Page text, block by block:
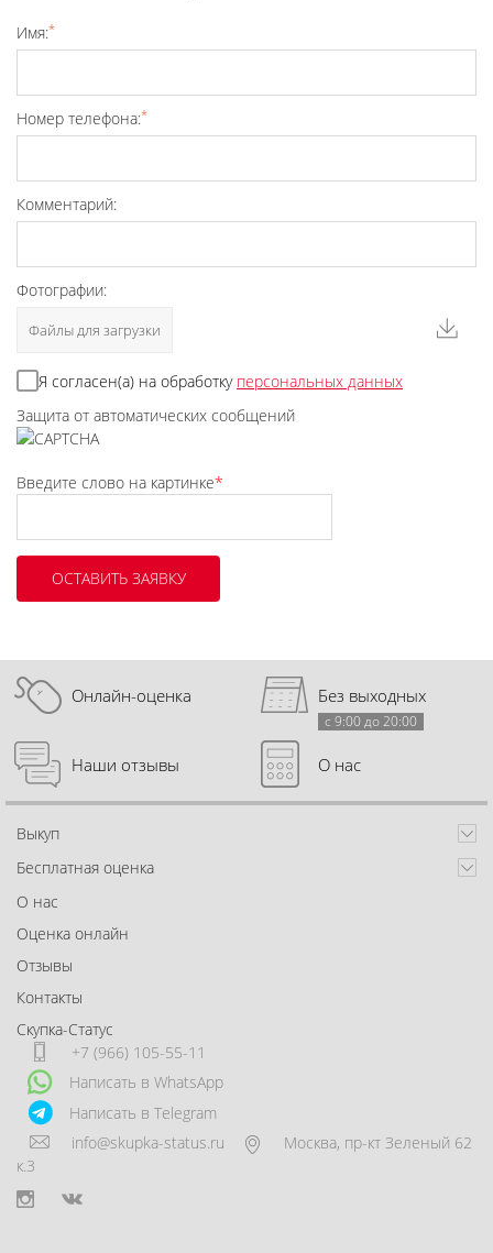
Имя:*
Номер телефона:*
Комментарий:
Фотографии:
Файлы для загрузки
Я согласен(а) на обработку персональных данных
Защита от автоматических сообщений
Введите слово на картинке*
Онлайн-оценка Без выходных
с 9:00 до 20:00
Наши отзывы О нас
Выкуп
Бесплатная оценка
О нас
Оценка онлайн
Отзывы
Контакты
Скупка-Статус
+7 (966) 105-55-11
Написать в WhatsApp
Написать в Telegram
info@skupka-status.ru
Москва, пр-кт Зеленый 62
к.3